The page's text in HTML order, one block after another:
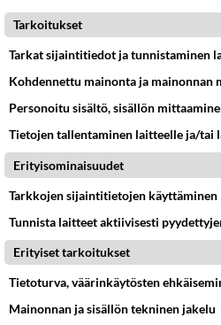
Äänestä
Tarkoitukset
Tarkat sijaintitiedot ja tunnistaminen
Kohdennettu mainonta ja mainonnan
Personoitu sisältö, sisällön
Tietojen tallentaminen laitteelle ja/tai
Erityisominaisuudet
Tarkkojen sijaintitietojen käyttäminen
Tunnista laitteet aktiivisesti
Erityiset tarkoitukset
Tietoturva, väärinkäytösten
Mainonnan ja sisällön tekninen jakelu